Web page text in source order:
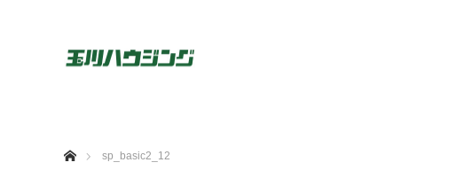
sp_basic2_12